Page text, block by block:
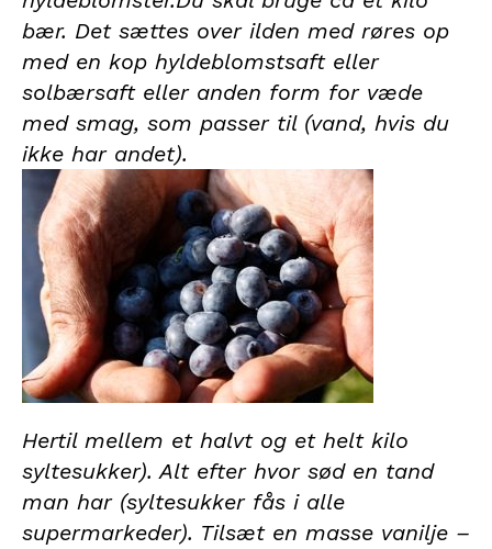
bær. Det sættes over ilden med røres op
med en kop hyldeblomstsaft eller
solbærsaft eller anden form for væde
med smag, som passer til (vand, hvis du
ikke har andet).
Hertil mellem et halvt og et helt kilo
syltesukker). Alt efter hvor sød en tand
man har (syltesukker fås i alle
supermarkeder). Tilsæt en masse vanilje –